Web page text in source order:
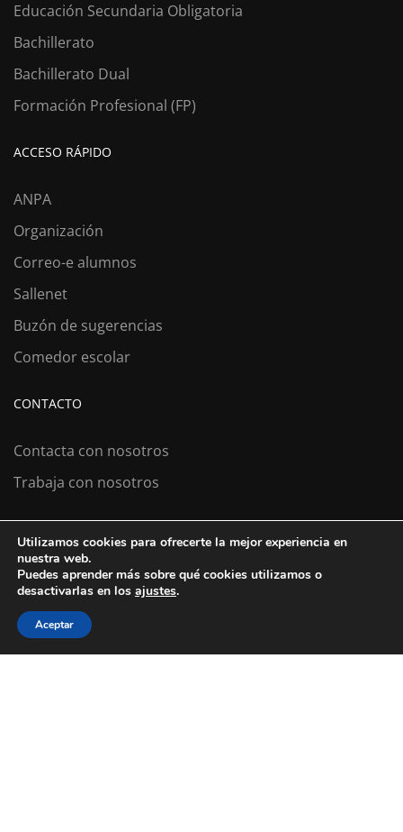
Educación Secundaria Obligatoria
Bachillerato
Bachillerato Dual
Formación Profesional (FP)
ACCESO RÁPIDO
ANPA
Organización
Correo-e alumnos
Sallenet
Buzón de sugerencias
Comedor escolar
CONTACTO
Contacta con nosotros
Trabaja con nosotros
Colexio La Salle Santiago
Aviso Legal
Política de cookies
Política de privacidad
Utilizamos cookies para ofrecerte la mejor experiencia en
nuestra web.
Puedes aprender más sobre qué cookies utilizamos o
desactivarlas en los ajustes.
Aceptar